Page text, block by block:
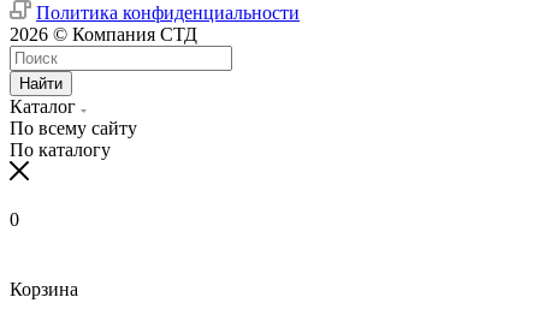
Политика конфиденциальности
2026 © Компания СТД
Найти
Каталог
По всему сайту
По каталогу
0
Корзина